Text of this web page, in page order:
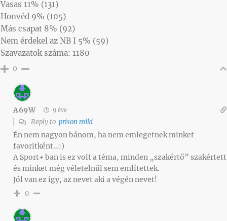
Vasas 11% (131)
Honvéd 9% (105)
Más csapat 8% (92)
Nem érdekel az NB I 5% (59)
Szavazatok száma: 1180
0
A69W 9 éve
Reply to prison miki
Én nem nagyon bánom, ha nem emlegetnek minket
favoritként…:)
A Sport+ ban is ez volt a téma, minden „szakértő” szakértett
és minket még véletelnűl sem említettek.
Jól van ez így, az nevet aki a végén nevet!
0